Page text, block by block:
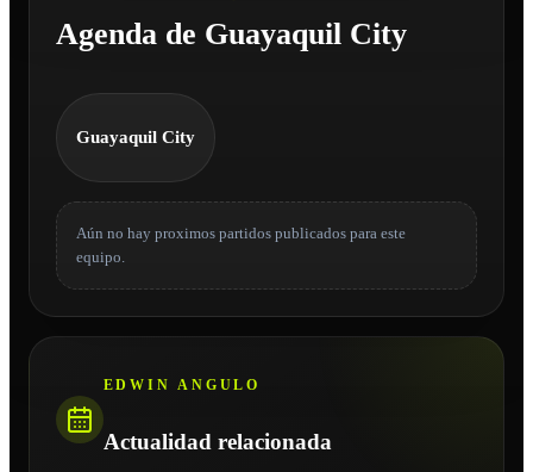
Agenda de Guayaquil City
Guayaquil City
Aún no hay proximos partidos publicados para este
equipo.
EDWIN ANGULO
Actualidad relacionada